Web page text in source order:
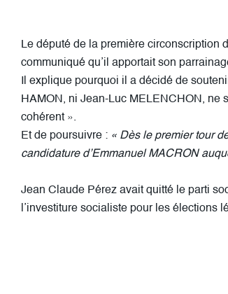
Le député de la première circonscription
communiqué qu’il apportait son
Il explique pourquoi il a décidé de
HAMON, ni Jean-Luc MELENCHON, ne
cohérent ».
Et de poursuivre : « Dès le premier tour
candidature d’Emmanuel MACRON
Jean Claude Pérez avait quitté le parti
l’investiture socialiste pour les élections